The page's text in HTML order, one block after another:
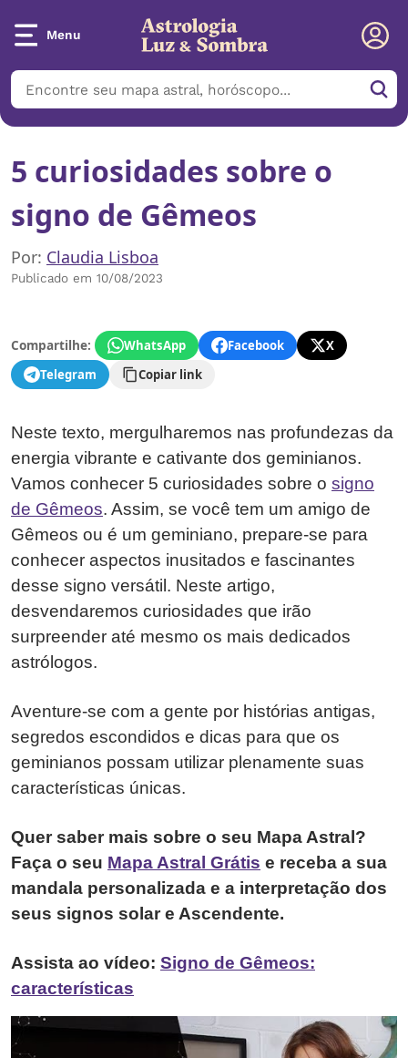
Menu
5 curiosidades sobre o
signo de Gêmeos
Por: Claudia Lisboa
Publicado em 10/08/2023
Compartilhe: WhatsApp Facebook
X
Telegram
Copiar link
Neste texto, mergulharemos nas profundezas da
energia vibrante e cativante dos geminianos.
Vamos conhecer 5 curiosidades sobre o signo
de Gêmeos. Assim, se você tem um amigo de
Gêmeos ou é um geminiano, prepare-se para
conhecer aspectos inusitados e fascinantes
desse signo versátil. Neste artigo,
desvendaremos curiosidades que irão
surpreender até mesmo os mais dedicados
astrólogos.
Aventure-se com a gente por histórias antigas,
segredos escondidos e dicas para que os
geminianos possam utilizar plenamente suas
características únicas.
Quer saber mais sobre o seu Mapa Astral?
Faça o seu Mapa Astral Grátis e receba a sua
mandala personalizada e a interpretação dos
seus signos solar e Ascendente.
Assista ao vídeo: Signo de Gêmeos:
características